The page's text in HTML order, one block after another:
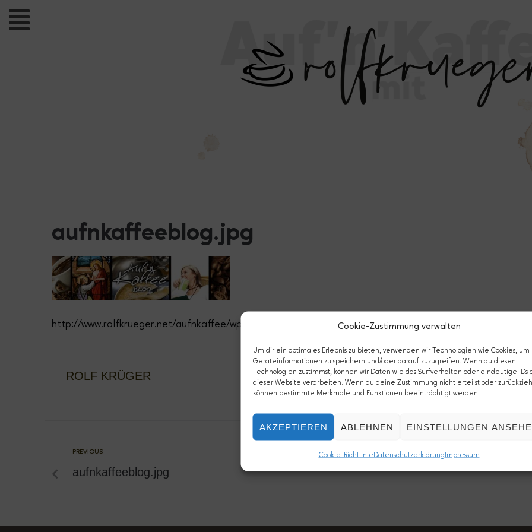
Cookie-Zustimmung verwalten
Um dir ein optimales Erlebnis zu bieten, verwenden wir Technologien wie Cookies, um
Geräteinformationen zu speichern und/oder darauf zuzugreifen. Wenn du diesen
Technologien zustimmst, können wir Daten wie das Surfverhalten oder eindeutige IDs
dieser Website verarbeiten. Wenn du deine Zustimmung nicht erteilst oder
können bestimmte Merkmale und Funktionen beeinträchtigt werden.
AKZEPTIEREN ABLEHNEN EINSTELLUNGEN
Cookie-Richtlinie Datenschutzerklärung Impressum
aufnkaffeeblog.jpg
http://www.rolfkrueger.net/aufnkaffee/wp-content/uploads/2008/11/aufnkaffeeblog.jpg
ROLF KRÜGER
PREVIOUS
aufnkaffeeblog.jpg